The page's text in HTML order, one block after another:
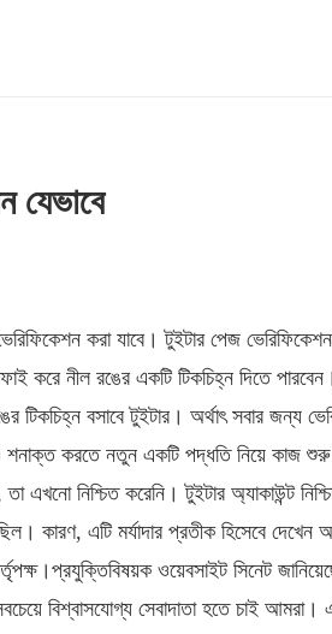
যেভাবে
করা যাবে। টুইটার পেজ
করে নীল রঙের একটি টিকচিহ্ন দিতে
টিকচিহ্ন বসাবে টুইটার। অর্থাৎ সবার জন্য
ও শনাক্ত করতে নতুন একটি পদ্ধতি নিয়ে কাজ
এখনো নিশ্চিত করেনি। টুইটার অ্যাকাউন্ট
কারণ, এটি মর্যাদার প্রতীক হিসেবে
ওয়েবসাইট সিনেট
বিশ্বাসযোগ্য সেবাদাতা হতে চাই